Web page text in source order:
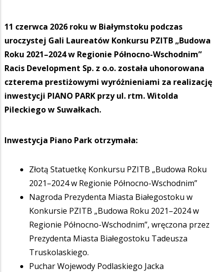
11 czerwca 2026 roku w Białymstoku podczas
uroczystej Gali Laureatów Konkursu PZITB „Budowa
Roku 2021–2024 w Regionie Północno-Wschodnim”
Racis Development Sp. z o.o. została uhonorowana
czterema prestiżowymi wyróżnieniami za realizację
inwestycji PIANO PARK przy ul. rtm. Witolda
Pileckiego w Suwałkach.
Inwestycja Piano Park otrzymała:
Złotą Statuetkę Konkursu PZITB „Budowa Roku
2021–2024 w Regionie Północno-Wschodnim”
Nagroda Prezydenta Miasta Białegostoku w
Konkursie PZITB „Budowa Roku 2021–2024 w
Regionie Północno-Wschodnim”, wręczona przez
Prezydenta Miasta Białegostoku Tadeusza
Truskolaskiego.
Puchar Wojewody Podlaskiego Jacka